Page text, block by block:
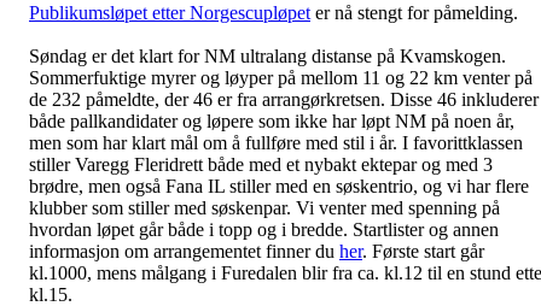
Publikumsløpet etter Norgescupløpet er nå stengt for påmelding.
Søndag er det klart for NM ultralang distanse på Kvamskogen.
Sommerfuktige myrer og løyper på mellom 11 og 22 km venter på
de 232 påmeldte, der 46 er fra arrangørkretsen. Disse 46 inkluderer
både pallkandidater og løpere som ikke har løpt NM på noen år,
men som har klart mål om å fullføre med stil i år. I favorittklassen
stiller Varegg Fleridrett både med et nybakt ektepar og med 3
brødre, men også Fana IL stiller med en søskentrio, og vi har flere
klubber som stiller med søskenpar. Vi venter med spenning på
hvordan løpet går både i topp og i bredde. Startlister og annen
informasjon om arrangementet finner du her. Første start går
kl.1000, mens målgang i Furedalen blir fra ca. kl.12 til en stund
kl.15.